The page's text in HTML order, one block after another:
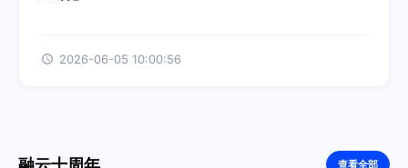
2026-06-05 10:00:56
查看全部